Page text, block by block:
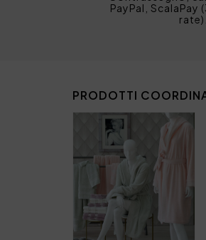
PayPal, ScalaPay
rate).
PRODOTTI